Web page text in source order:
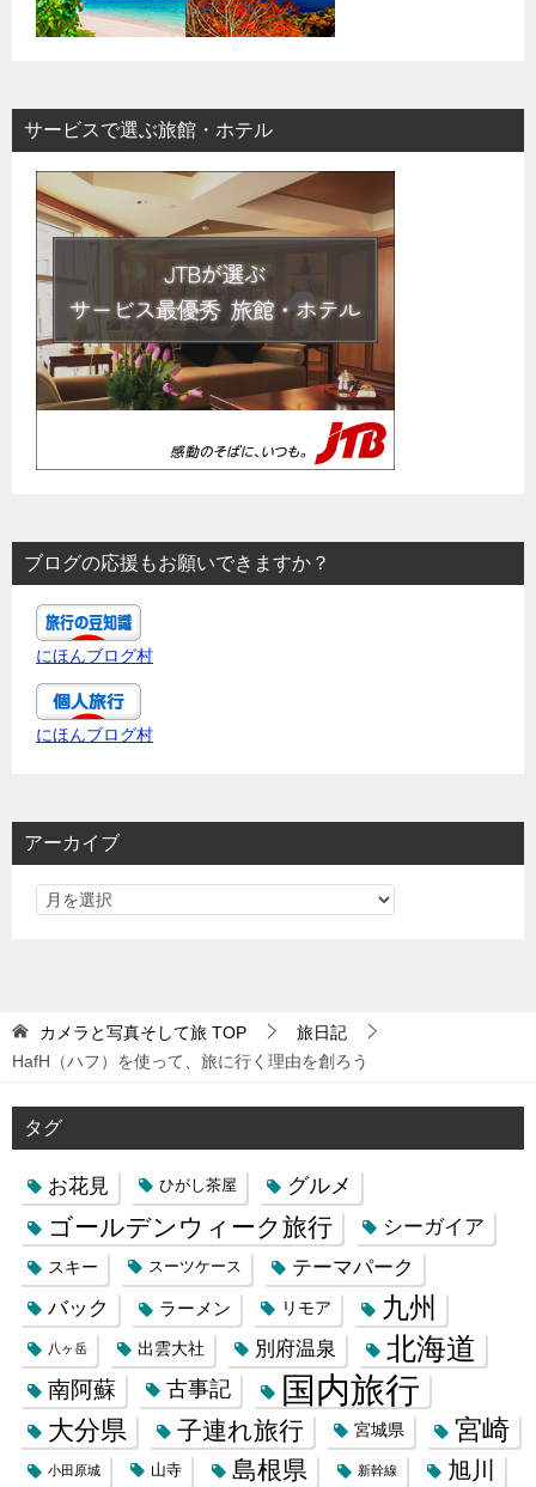
サービスで選ぶ旅館・ホテル
ブログの応援もお願いできますか？
にほんブログ村
にほんブログ村
アーカイブ
カメラと写真そして旅 TOP
旅日記
HafH（ハフ）を使って、旅に行く理由を創ろう
タグ
お花見 ひがし茶屋 グルメ
ゴールデンウィーク旅行 シーガイア
スキー スーツケース テーマパーク
バック ラーメン リモア 九州
八ヶ岳 出雲大社 別府温泉 北海道
南阿蘇 古事記 国内旅行
大分県 子連れ旅行 宮城県 宮崎
小田原城 山寺 島根県 新幹線 旭川